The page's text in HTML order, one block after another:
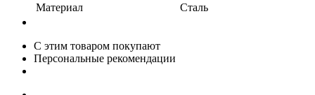
Материал
Сталь
С этим товаром покупают
Персональные рекомендации